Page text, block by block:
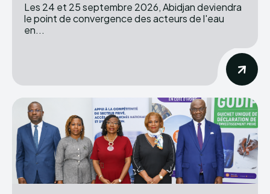
Les 24 et 25 septembre 2026, Abidjan deviendra
le point de convergence des acteurs de l'eau
en...